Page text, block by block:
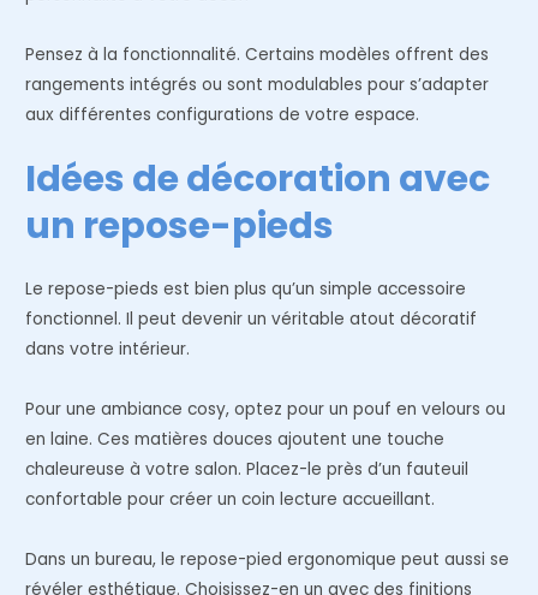
Pensez à la fonctionnalité. Certains modèles offrent des
rangements intégrés ou sont modulables pour s’adapter
aux différentes configurations de votre espace.
Idées de décoration avec
un repose-pieds
Le repose-pieds est bien plus qu’un simple accessoire
fonctionnel. Il peut devenir un véritable atout décoratif
dans votre intérieur.
Pour une ambiance cosy, optez pour un pouf en velours ou
en laine. Ces matières douces ajoutent une touche
chaleureuse à votre salon. Placez-le près d’un fauteuil
confortable pour créer un coin lecture accueillant.
Dans un bureau, le repose-pied ergonomique peut aussi se
révéler esthétique. Choisissez-en un avec des finitions